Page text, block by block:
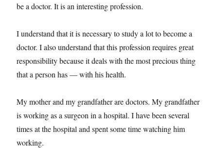
be a doctor. It is an interesting profession.
I understand that it is necessary to study a lot to become a
doctor. I also understand that this profession requires great
responsibility because it deals with the most precious thing
that a person has — with his health.
My mother and my grandfather are doctors. My grandfather
is working as a surgeon in a hospital. I have been several
times at the hospital and spent some time watching him
working.